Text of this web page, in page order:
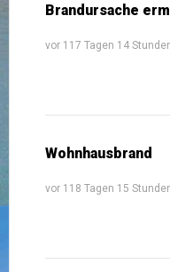
Brandursache
vor 117 Tagen 14
Wohnhausbrand
vor 118 Tagen 15